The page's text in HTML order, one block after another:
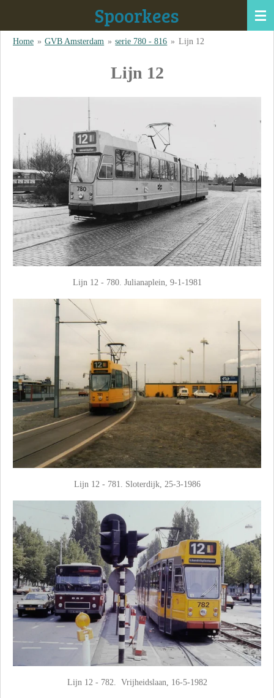
naar
Spoorkees
Home » GVB Amsterdam » serie 780 - 816 » Lijn 12
Lijn 12
Lijn 12 - 780. Julianaplein, 9-1-1981
Lijn 12 - 781. Sloterdijk, 25-3-1986
Lijn 12 - 782. Vrijheidslaan, 16-5-1982